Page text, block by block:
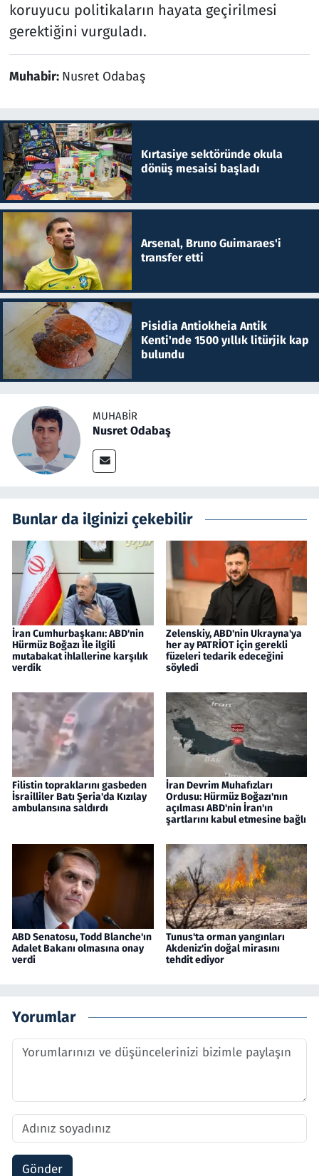
koruyucu politikaların hayata geçirilmesi
gerektiğini vurguladı.
Muhabir: Nusret Odabaş
Kırtasiye sektöründe okula
dönüş mesaisi başladı
Arsenal, Bruno Guimaraes'i
transfer etti
Pisidia Antiokheia Antik
Kenti'nde 1500 yıllık litürjik kap
bulundu
MUHABIR
Nusret Odabaş
Bunlar da ilginizi çekebilir
İran Cumhurbaşkanı: ABD'nin
Hürmüz Boğazı ile ilgili
mutabakat ihlallerine karşılık
verdik
Zelenskiy, ABD'nin Ukrayna'ya
her ay PATRİOT için gerekli
füzeleri tedarik edeceğini
söyledi
Filistin topraklarını gasbeden
İsrailliler Batı Şeria'da Kızılay
ambulansına saldırdı
İran Devrim Muhafızları
Ordusu: Hürmüz Boğazı'nın
açılması ABD'nin İran'ın
şartlarını kabul etmesine bağlı
ABD Senatosu, Todd Blanche'ın
Adalet Bakanı olmasına onay
verdi
Tunus'ta orman yangınları
Akdeniz'in doğal mirasını
tehdit ediyor
Yorumlar
Gönder